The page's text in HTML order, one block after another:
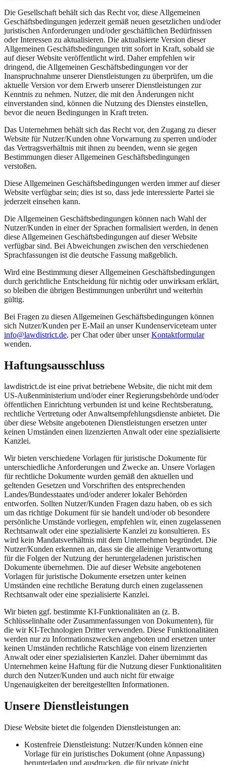
Die Gesellschaft behält sich das Recht vor, diese Allgemeinen
Geschäftsbedingungen jederzeit gemäß neuen gesetzlichen und/oder
juristischen Anforderungen und/oder geschäftlichen Bedürfnissen
oder Interessen zu aktualisieren. Die aktualisierte Version dieser
Allgemeinen Geschäftsbedingungen tritt sofort in Kraft, sobald sie
auf dieser Website veröffentlicht wird. Daher empfehlen wir
dringend, die Allgemeinen Geschäftsbedingungen vor der
Inanspruchnahme unserer Dienstleistungen zu überprüfen, um die
aktuelle Version vor dem Erwerb unserer Dienstleistungen zur
Kenntnis zu nehmen. Nutzer, die mit den Änderungen nicht
einverstanden sind, können die Nutzung des Dienstes einstellen,
bevor die neuen Bedingungen in Kraft treten.
Das Unternehmen behält sich das Recht vor, den Zugang zu dieser
Website für Nutzer/Kunden ohne Vorwarnung zu sperren und/oder
das Vertragsverhältnis mit ihnen zu beenden, wenn sie gegen
Bestimmungen dieser Allgemeinen Geschäftsbedingungen
verstoßen.
Diese Allgemeinen Geschäftsbedingungen werden immer auf dieser
Website verfügbar sein; dies ist so, dass jede interessierte Partei sie
jederzeit einsehen kann.
Die Allgemeinen Geschäftsbedingungen können nach Wahl der
Nutzer/Kunden in einer der Sprachen formalisiert werden, in denen
diese Allgemeinen Geschäftsbedingungen auf dieser Website
verfügbar sind. Bei Abweichungen zwischen den verschiedenen
Sprachfassungen ist die deutsche Fassung maßgeblich.
Wird eine Bestimmung dieser Allgemeinen Geschäftsbedingungen
durch gerichtliche Entscheidung für nichtig oder unwirksam erklärt,
so bleiben die übrigen Bestimmungen unberührt und weiterhin
gültig.
Bei Fragen zu diesen Allgemeinen Geschäftsbedingungen können
sich Nutzer/Kunden per E-Mail an unser Kundenserviceteam unter
info@lawdistrict.de, per Chat oder über unserKontaktformular
wenden.
Haftungsausschluss
lawdistrict.de ist eine privat betriebene Website, die nicht mit dem
US-Außenministerium und/oder einer Regierungsbehörde und/oder
öffentlichen Einrichtung verbunden ist und keine Rechtsberatung,
rechtliche Vertretung oder Anwaltsempfehlungsdienste anbietet. Die
über diese Website angebotenen Dienstleistungen ersetzen unter
keinen Umständen einen lizenzierten Anwalt oder eine spezialisierte
Kanzlei.
Wir bieten verschiedene Vorlagen für juristische Dokumente für
unterschiedliche Anforderungen und Zwecke an. Unsere Vorlagen
für rechtliche Dokumente wurden gemäß den aktuellen und
geltenden Gesetzen und Vorschriften des entsprechenden
Landes/Bundesstaates und/oder anderer lokaler Behörden
entworfen. Sollten Nutzer/Kunden Fragen dazu haben, ob es sich
um das richtige Dokument für sie handelt und/oder ob besondere
persönliche Umstände vorliegen, empfehlen wir, einen zugelassenen
Rechtsanwalt oder eine spezialisierte Kanzlei zu konsultieren. Es
wird kein Mandatsverhältnis mit dem Unternehmen begründet. Die
Nutzer/Kunden erkennen an, dass sie die alleinige Verantwortung
für die Folgen der Nutzung der heruntergeladenen juristischen
Dokumente übernehmen. Die auf dieser Website angebotenen
Vorlagen für juristische Dokumente ersetzen unter keinen
Umständen eine rechtliche Beratung durch einen zugelassenen
Rechtsanwalt oder eine spezialisierte Kanzlei.
Wir bieten ggf. bestimmte KI-Funktionalitäten an (z. B.
Schlüsselinhalte oder Zusammenfassungen von Dokumenten), für
die wir KI-Technologien Dritter verwenden. Diese Funktionalitäten
werden nur zu Informationszwecken angeboten und ersetzen unter
keinen Umständen rechtliche Ratschläge von einem lizenzierten
Anwalt oder einer spezialisierten Kanzlei. Daher übernimmt das
Unternehmen keine Haftung für die Nutzung dieser Funktionalitäten
durch den Nutzer/Kunden und auch nicht für etwaige
Ungenauigkeiten der bereitgestellten Informationen.
Unsere Dienstleistungen
Diese Website bietet die folgenden Dienstleistungen an:
Kostenfreie Dienstleistung: Nutzer/Kunden können eine
Vorlage für ein juristisches Dokument (ohne Anpassung)
herunterladen und ausdrucken, die für private (nicht